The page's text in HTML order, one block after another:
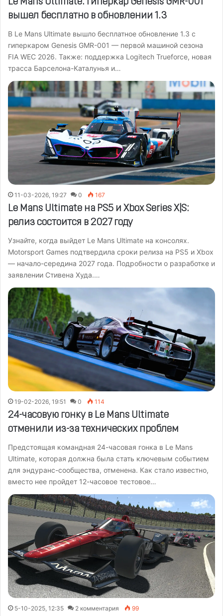
вышел бесплатно в обновлении 1.3
В Le Mans Ultimate вышло бесплатное обновление 1.3 с
гиперкаром Genesis GMR-001 — первой машиной сезона
FIA WEC 2026. Также: поддержка Logitech Trueforce, новая
трасса Барселона-Каталунья и…
11-03-2026, 19:27 0 167
Le Mans Ultimate на PS5 и Xbox Series X|S:
релиз состоится в 2027 году
Узнайте, когда выйдет Le Mans Ultimate на консолях.
Motorsport Games подтвердила сроки релиза на PS5 и Xbox
— начало-середина 2027 года. Подробности о разработке и
заявлении Стивена Худа.…
19-02-2026, 19:51 0 114
24-часовую гонку в Le Mans Ultimate
отменили из-за технических проблем
Предстоящая командная 24-часовая гонка в Le Mans
Ultimate, которая должна была стать ключевым событием
для эндуранс-сообщества, отменена. Как стало известно,
вместо нее пройдет 12-часовое тестовое…
5-10-2025, 12:35 2 комментария 99